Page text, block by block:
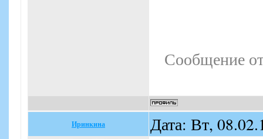
Сообщение
Иринкина Дата: Вт,